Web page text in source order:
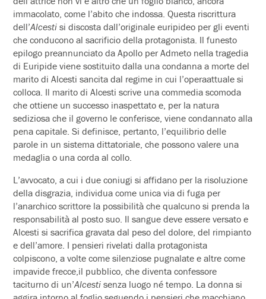
immacolato, come l’abito che indossa. Questa riscrittura
dell’Alcesti si discosta dall’originale euripideo per gli eventi
che conducono al sacrificio della protagonista. Il funesto
epilogo preannunciato da Apollo per Admeto nella tragedia
di Euripide viene sostituito dalla una condanna a morte del
marito di Alcesti sancita dal regime in cui l’operaattuale si
colloca. Il marito di Alcesti scrive una commedia scomoda
che ottiene un successo inaspettato e, per la natura
sediziosa che il governo le conferisce, viene condannato alla
pena capitale. Si definisce, pertanto, l’equilibrio delle
parole in un sistema dittatoriale, che possono valere una
medaglia o una corda al collo.
L’avvocato, a cui i due coniugi si affidano per la risoluzione
della disgrazia, individua come unica via di fuga per
l’anarchico scrittore la possibilità che qualcuno si prenda la
responsabilità al posto suo. Il sangue deve essere versato e
Alcesti si sacrifica gravata dal peso del dolore, del rimpianto
e dell’amore. I pensieri rivelati dalla protagonista
colpiscono, a volte come silenziose pugnalate e altre come
impavide frecce,il pubblico, che diventa confessore
taciturno di un’Alcesti senza luogo né tempo. La donna si